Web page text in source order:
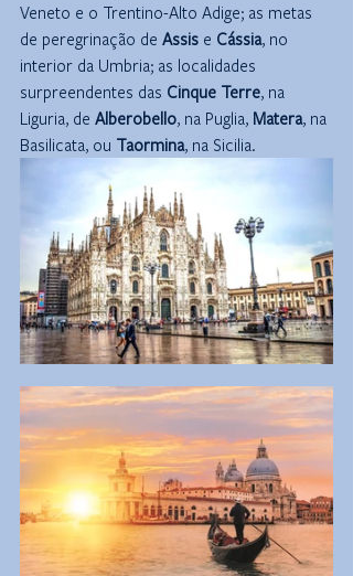
Veneto e o Trentino-Alto Adige; as metas
de peregrinação de Assis e Cássia, no
interior da Umbria; as localidades
surpreendentes das Cinque Terre, na
Liguria, de Alberobello, na Puglia, Matera, na
Basilicata, ou Taormina, na Sicilia.